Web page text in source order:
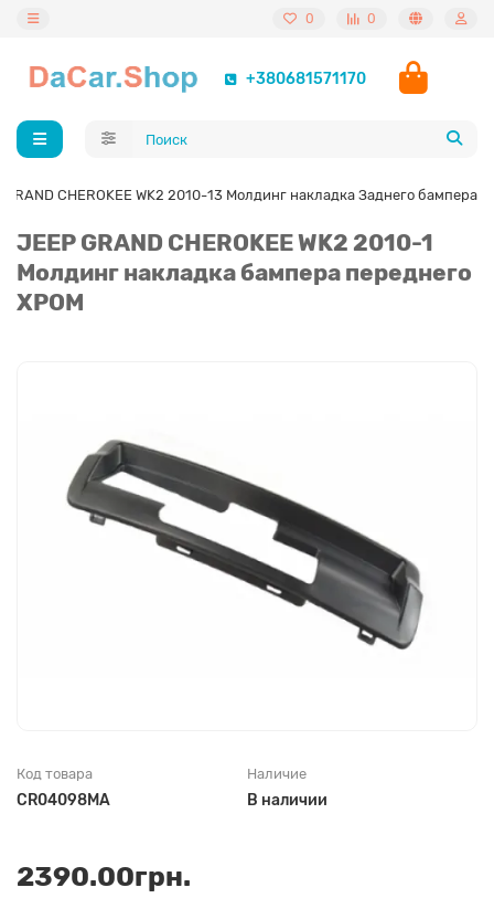
0 0
+380681571170
GRAND CHEROKEE WK2 2010-13 Молдинг накладка Заднего бампера
JEEP GRAND CHEROKEE WK2 2010-1
Молдинг накладка бампера переднего
ХРОМ
Код товара
CR04098MA
Наличие
В наличии
2390.00грн.